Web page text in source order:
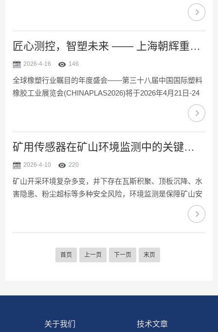
汁生产过程中，浓度波动过大易导致产品口感不均、分层沉
淀，甚至影响后续杀菌、灌装等工序的效果。果汁在线浓度
计凭借实时、精准的测量优势，贯穿...
匠心测控，智塑未来 —— 上海朝辉重磅亮相 CHINAPLAS 2026 国际橡塑展
2026-4-16 146
全球橡塑行业瞩目的年度盛会——第三十八届中国国际塑料
橡胶工业展览会(CHINAPLAS2026)将于2026年4月21日-24
日在上海国家会展中心(虹桥)盛大启幕。作为工业测控解决
方案的企业，上海朝辉将携旗下专为橡塑行业打造的高温熔
体压力测...
矿用传感器在矿山环境监测中的关键应用
2026-4-10 220
矿山开采环境复杂多变，井下存在瓦斯积聚、顶板沉降、水
害隐患、粉尘超标等多种安全风险，环境监测是保障矿山安
全生产、防范安全事故的核心手段。矿用传感器作为矿山环
境监测系统的核心组成部分，能够实时捕捉井下各类环境参
数，将监测数据精准传输至控制中心...
首页 上一页 下一页 末页
关于我们 技术文章